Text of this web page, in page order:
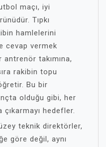
maçı, iyi
Tıpkı
hamlelerini
cevap vermek
takımına,
rakibin topu
Bu bir
olduğu gibi, her
çıkarmayı hedefler.
teknik direktörler,
göre değil, aynı